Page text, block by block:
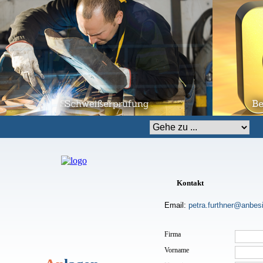
Zielseite
Kontakt
Email:
Firma
Vorname